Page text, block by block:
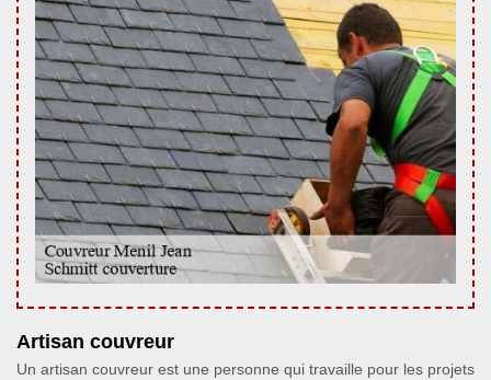
Artisan couvreur
Un artisan couvreur est une personne qui travaille pour les projets